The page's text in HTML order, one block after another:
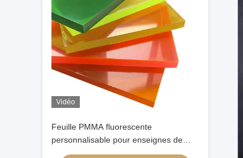
Vidéo
Feuille PMMA fluorescente
personnalisable pour enseignes de
caissons lumineux LED - Panneaux